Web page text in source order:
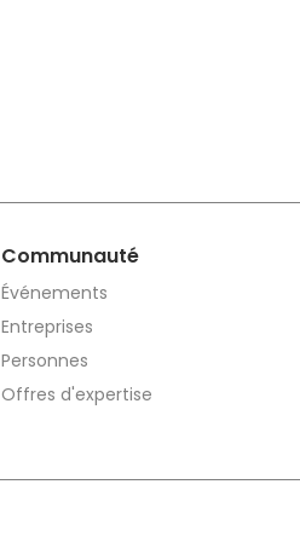
Communauté
Événements
Entreprises
Personnes
Offres d'expertise